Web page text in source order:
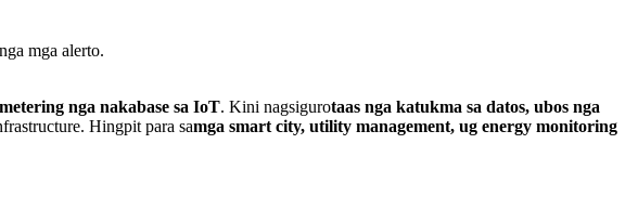
mga alerto.
nga nakabase sa IoT. Kini nagsigurotaas nga katukma sa datos, ubos nga
Hingpit para samga smart city, utility management, ug energy monitoring